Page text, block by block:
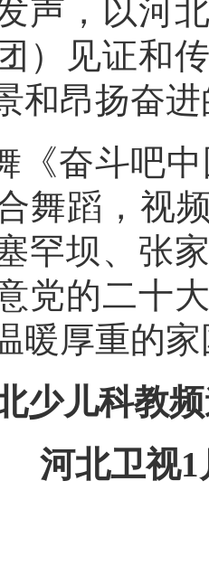
声，以河
）见证和
和昂扬奋
《奋斗吧
舞蹈，视
罕坝、张
党的二十
暖厚重的
少儿科教
河北卫视